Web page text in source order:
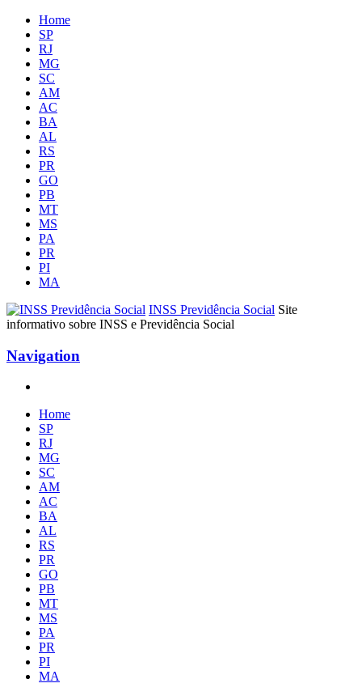
Home
SP
RJ
MG
SC
AM
AC
BA
AL
RS
PR
GO
PB
MT
MS
PA
PR
PI
MA
INSS Previdência Social Site
informativo sobre INSS e Previdência Social
Navigation
Home
SP
RJ
MG
SC
AM
AC
BA
AL
RS
PR
GO
PB
MT
MS
PA
PR
PI
MA